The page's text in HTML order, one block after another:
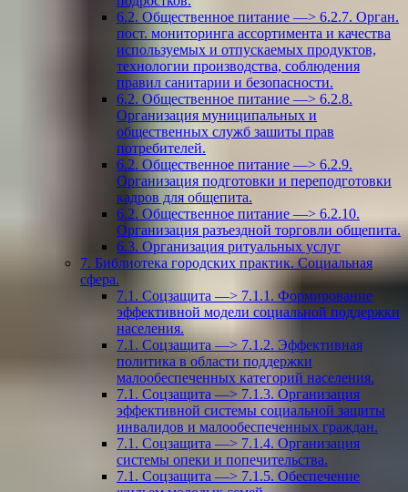
6.2. Общественное питание —> 6.2.7. Орган.
пост. мониторинга ассортимента и качества
используемых и отпускаемых продуктов,
технологии производства, соблюдения
правил санитарии и безопасности.
6.2. Общественное питание —> 6.2.8.
Организация муниципальных и
общественных служб зашиты прав
потребителей.
6.2. Общественное питание —> 6.2.9.
Организация подготовки и переподготовки
кадров для общепита.
6.2. Общественное питание —> 6.2.10.
Организация разъездной торговли общепита.
6.3. Организация ритуальных услуг
7. Библиотека городских практик. Социальная
сфера.
7.1. Соцзащита —> 7.1.1. Формирование
эффективной модели социальной поддержки
населения.
7.1. Соцзащита —> 7.1.2. Эффективная
политика в области поддержки
малообеспеченных категорий населения.
7.1. Соцзащита —> 7.1.3. Организация
эффективной системы социальной защиты
инвалидов и малообеспеченных граждан.
7.1. Соцзащита —> 7.1.4. Организация
системы опеки и попечительства.
7.1. Соцзащита —> 7.1.5. Обеспечение